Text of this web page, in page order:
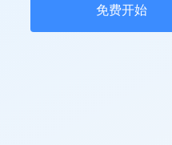
免费开始